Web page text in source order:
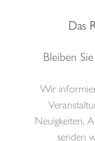
78464
Das
Bleiben
Wir
Neuigkeiten.
senden